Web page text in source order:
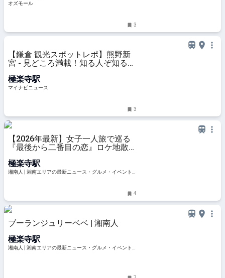
オズモール
3
【鎌倉 観光スポットレポ】熊野新
宮 - 見どころ満載！知る人ぞ知る
極楽寺駅
マイナビニュース
3
【2026年最新】女子一人旅で巡る
『最後から二番目の恋』ロケ地散歩
寄り道プラン | 湘南人
極楽寺駅
湘南人 | 湘南エリアの最新ニュース・グルメ・イベント
4
ブーランジュリーベベ | 湘南人
極楽寺駅
湘南人 | 湘南エリアの最新ニュース・グルメ・イベント